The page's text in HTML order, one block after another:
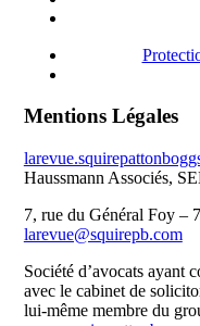
Mentions Légales
Haussmann Associés,
7, rue du Général Foy –
larevue@squirepb.com
Société d’avocats ayant
avec le cabinet de
lui-même membre du